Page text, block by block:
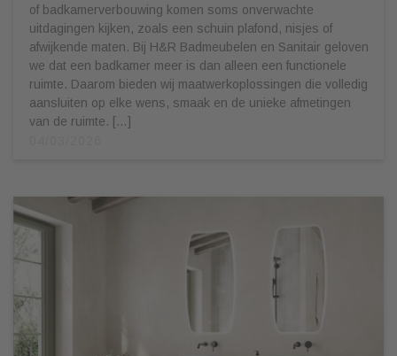
of badkamerverbouwing komen soms onverwachte
uitdagingen kijken, zoals een schuin plafond, nisjes of
afwijkende maten. Bij H&R Badmeubelen en Sanitair geloven
we dat een badkamer meer is dan alleen een functionele
ruimte. Daarom bieden wij maatwerkoplossingen die volledig
aansluiten op elke wens, smaak en de unieke afmetingen
van de ruimte. […]